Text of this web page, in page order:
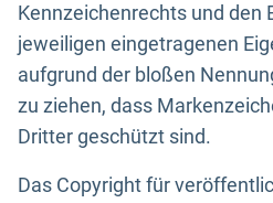
Kennzeichenrechts und den
jeweiligen eingetragenen
aufgrund der bloßen
zu ziehen, dass
Dritter geschützt sind.
Das Copyright für